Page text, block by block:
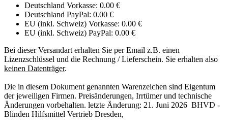
Deutschland Vorkasse: 0.00 €
Deutschland PayPal: 0.00 €
EU (inkl. Schweiz) Vorkasse: 0.00 €
EU (inkl. Schweiz) PayPal: 0.00 €
Bei dieser Versandart erhalten Sie per Email z.B. einen
Lizenzschlüssel und die Rechnung / Lieferschein. Sie erhalten also
keinen Datenträger.
Die in diesem Dokument genannten Warenzeichen sind Eigentum
der jeweiligen Firmen. Preisänderungen, Irrtümer und technische
Änderungen vorbehalten. letzte Änderung: 21. Juni 2026 BHVD -
Blinden Hilfsmittel Vertrieb Dresden,